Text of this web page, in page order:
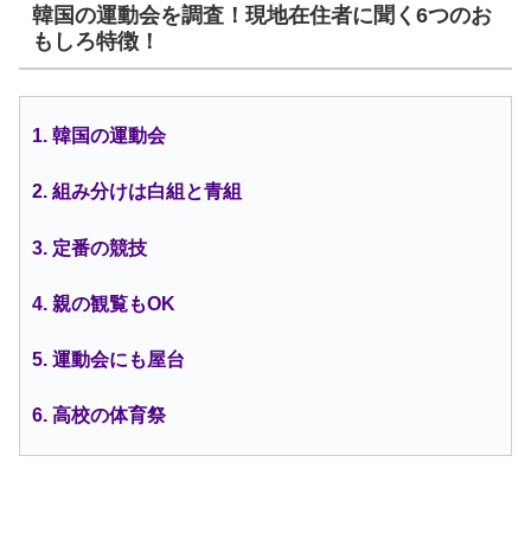
韓国の運動会を調査！現地在住者に聞く6つのお
もしろ特徴！
1. 韓国の運動会
2. 組み分けは白組と青組
3. 定番の競技
4. 親の観覧もOK
5. 運動会にも屋台
6. 高校の体育祭